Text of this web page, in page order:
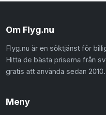
Om Flyg.nu
Flyg.nu är en söktjänst för
Hitta de bästa priserna från
gratis att använda sedan 2010.
Meny